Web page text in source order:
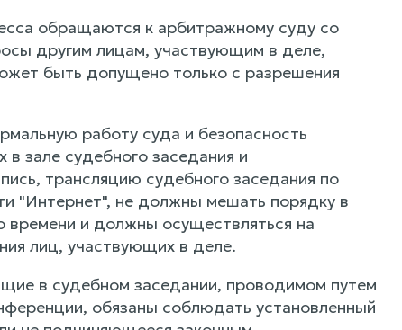
обращаются к арбитражному суду со
другим лицам, участвующим в деле,
быть допущено только с разрешения
работу суда и безопасность
зале судебного заседания и
трансляцию судебного заседания по
"Интернет", не должны мешать порядку в
времени и должны осуществляться на
лиц, участвующих в деле.
в судебном заседании, проводимом путем
обязаны соблюдать установленный